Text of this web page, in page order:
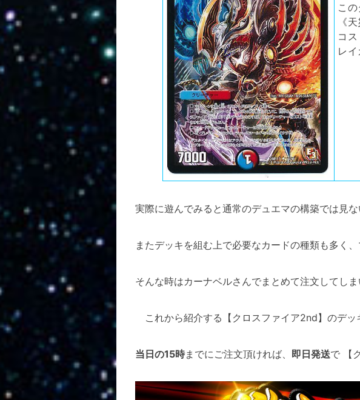
こ
《
コ
レ
実際に遊んでみると通常のデュエマの構築では見
またデッキを組む上で必要なカードの種類も多く
そんな時はカーナベルさんでまとめて注文してしま
これから紹介する【クロスファイア2nd】のデッ
当日の15時までにご注文頂ければ、 即日発送で 【